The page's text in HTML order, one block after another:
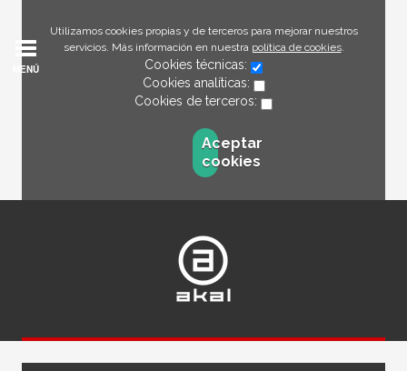
Utilizamos cookies propias y de terceros para mejorar nuestros
servicios. Más información en nuestra política de cookies.
Cookies técnicas:
Cookies analíticas:
Cookies de terceros:
Aceptar
cookies
MENÚ